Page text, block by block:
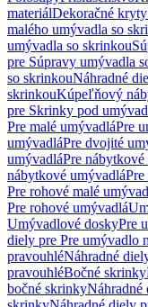
materiálDekoračné kryty
malého umývadla so
umývadla so skrinkou
pre Súpravy umývadla
so skrinkouNáhradné
skrinkouKúpeľňový
pre Skrinky pod
Pre malé umývadláPre
umývadláPre dvojité
umývadláPre
nábytkové umývadláPre
Pre rohové malé
Pre rohové umývadlá
Umývadlové doskyPre
diely pre Pre umývadlo
pravouhléNáhradné
pravouhléBočné skrinky
bočné skrinkyNáhradné